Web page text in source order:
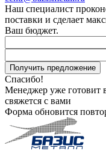
Наш специалист
поставки и сделает
Ваш бюджет.
Получить предложение
Спасибо!
Менеджер уже готовит
свяжется с вами
Форма обновится